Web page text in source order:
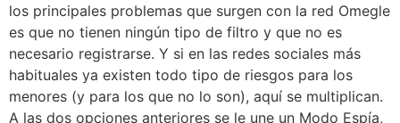
los principales problemas que surgen con la red Omegle
es que no tienen ningún tipo de filtro y que no es
necesario registrarse. Y si en las redes sociales más
habituales ya existen todo tipo de riesgos para los
menores (y para los que no lo son), aquí se multiplican.
A las dos opciones anteriores se le une un Modo Espía,